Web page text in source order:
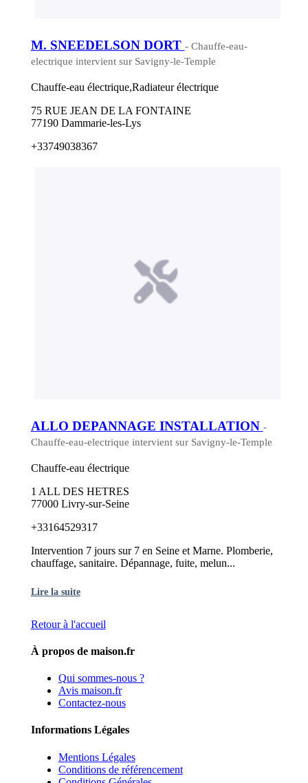
M. SNEEDELSON DORT - Chauffe-eau-
electrique intervient sur Savigny-le-Temple
Chauffe-eau électrique,Radiateur électrique
75 RUE JEAN DE LA FONTAINE
77190 Dammarie-les-Lys
+33749038367
ALLO DEPANNAGE INSTALLATION -
Chauffe-eau-electrique intervient sur Savigny-le-Temple
Chauffe-eau électrique
1 ALL DES HETRES
77000 Livry-sur-Seine
+33164529317
Intervention 7 jours sur 7 en Seine et Marne. Plomberie,
chauffage, sanitaire. Dépannage, fuite, melun...
Lire la suite
Retour à l'accueil
À propos de maison.fr
Qui sommes-nous ?
Avis maison.fr
Contactez-nous
Informations Légales
Mentions Légales
Conditions de référencement